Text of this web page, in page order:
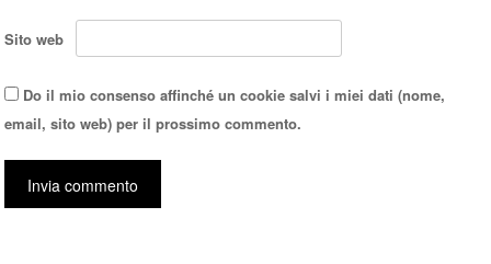
Sito web
Do il mio consenso affinché un cookie salvi i miei dati (nome,
email, sito web) per il prossimo commento.